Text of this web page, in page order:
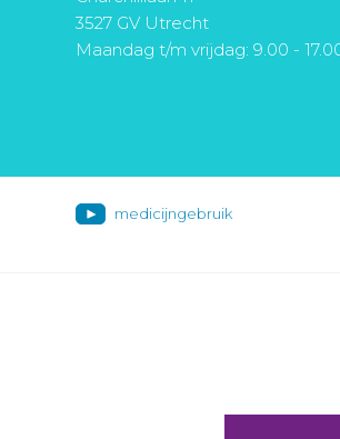
3527 GV Utrecht
Maandag t/m vrijdag: 9.00 -
medicijngebruik